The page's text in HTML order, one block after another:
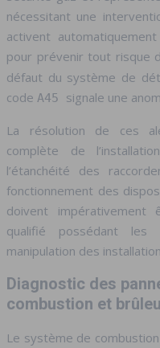
nécessitant une
activent
pour prévenir tout risque
défaut du système de
code A45 signale une
La résolution de ces
complète de
l’étanchéité des
fonctionnement des
doivent impérativement
qualifié possédant les
manipulation des
Diagnostic des
combustion et
Le système de